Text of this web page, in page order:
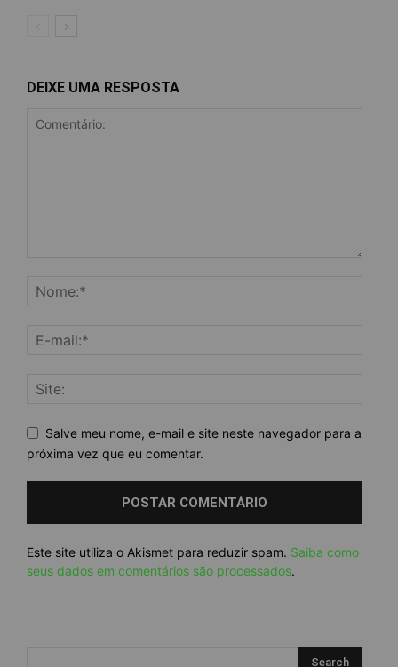
DEIXE UMA RESPOSTA
Salve meu nome, e-mail e site neste navegador para a
próxima vez que eu comentar.
Este site utiliza o Akismet para reduzir spam. Saiba como
seus dados em comentários são processados.